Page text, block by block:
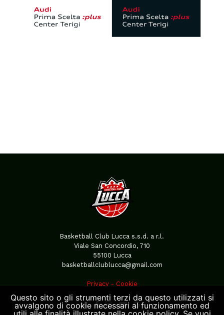
Basketball Club Lucca s.s.d. a r.l.
Viale San Concordio, 710
55100 Lucca
basketballclublucca@gmail.com
Privacy- Cookie
Questo sito o gli strumenti terzi da questo utilizzati si
avvalgono di cookie necessari al funzionamento ed